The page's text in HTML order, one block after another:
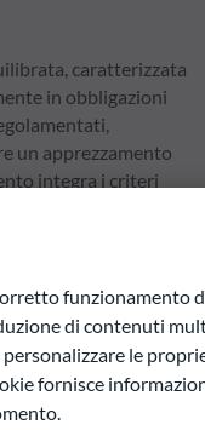
caratterizzata
in obbligazioni
un apprezzamento
integra i criteri
funzionamento
di contenuti
le
fornisce